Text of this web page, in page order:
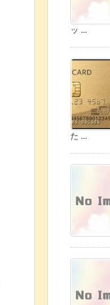
ッ ...
た ...